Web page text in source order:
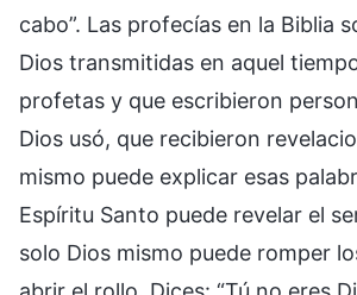
cabo”. Las profecías en la Biblia
Dios transmitidas en aquel
profetas y que escribieron
Dios usó, que recibieron
mismo puede explicar esas
Espíritu Santo puede revelar el
solo Dios mismo puede romper